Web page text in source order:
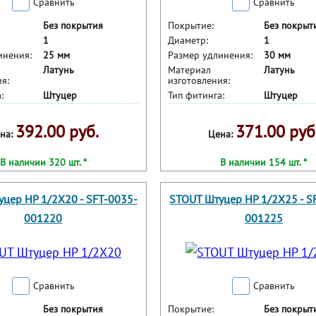
Без покрытия
1
25 мм
Латунь
Штуцер
392.00 руб.
В наличии 320 шт. *
Покрытие:
Без
Диаметр:
1
Размер удлинения:
30 мм
Материал
изготовления:
Латунь
Тип фитинга:
Штуцер
Цена: 371.00
В наличии 154 шт. *
НР 1/2X20 - SFT-0035-
001220
Сравнить
Без покрытия
STOUT Штуцер НР 1/2X25 -
001225
Сравнить
Покрытие:
Без